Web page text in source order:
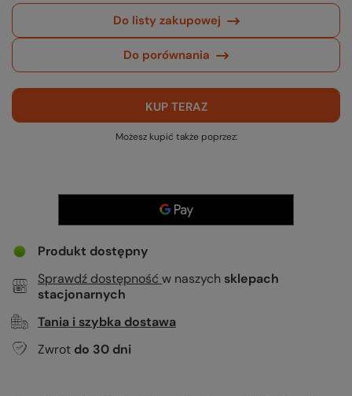
Do listy zakupowej
Do porównania
KUP TERAZ
Możesz kupić także poprzez:
Produkt dostępny
Sprawdź dostępność w naszych sklepach
stacjonarnych
Tania i szybka dostawa
Zwrot do 30 dni